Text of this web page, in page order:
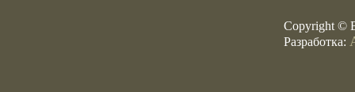
Copyright ©
Разработка: